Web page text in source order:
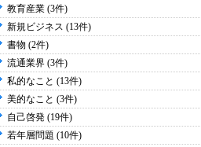
教育産業 (3件)
新規ビジネス (13件)
書物 (2件)
流通業界 (3件)
私的なこと (13件)
美的なこと (3件)
自己啓発 (19件)
若年層問題 (10件)